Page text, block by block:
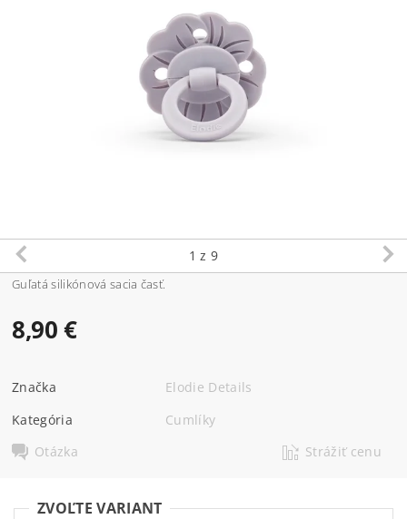
1 z 9
Guľatá silikónová sacia časť.
8,90 €
Značka
Elodie Details
Kategória
Cumlíky
Otázka
Strážiť cenu
ZVOĽTE VARIANT